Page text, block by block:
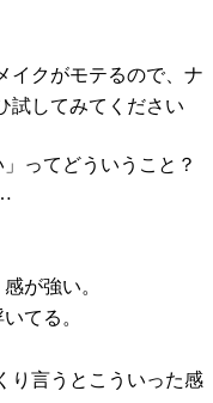
イクがモテるので、ナ
試してみてください
ってどういうこと？
が強い。
てる。
り言うとこういった感